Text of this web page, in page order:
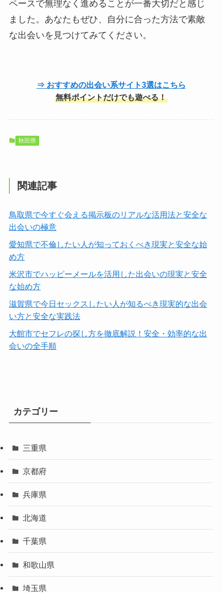
ペースで無理なく進めることが一番大切だと感じ
ました。あなたもぜひ、自分に合った方法で素敵
な出会いを見つけてみてください。
⇒ おすすめの出会い系サイト3選はこちら
無料ポイントだけでも遊べる！
秋田県
関連記事
鳥取県で今すぐ会える掲示板のリアルな活用法と安全な
出会いの極意
愛知県で不倫したい人が知っておくべき現実と安全な始
め方
米沢市でハッピーメールを活用した出会いの現実と安全
な始め方
滋賀県で今日セックスしたい人が知るべき現実的な出会
い方と安全な実践法
大館市でセフレの探し方を徹底解説！安全・効率的な出
会いの全手順
カテゴリー
三重県
京都府
兵庫県
北海道
千葉県
和歌山県
埼玉県